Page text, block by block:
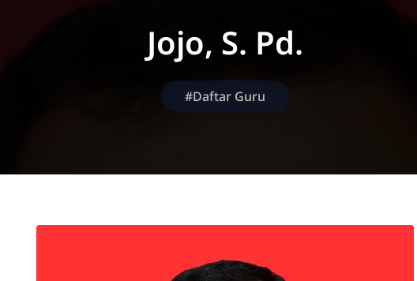
Jojo, S. Pd.
#Daftar Guru